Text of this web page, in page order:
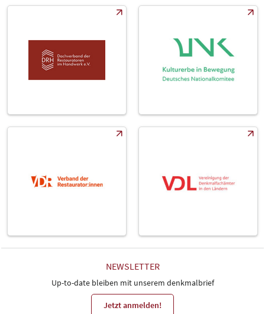
NEWSLETTER
Up-to-date bleiben mit unserem denkmalbrief
Jetzt anmelden!